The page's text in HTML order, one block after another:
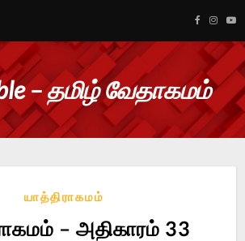
– தமிழ் வேதாகமம்
யாத்திராகமம்
– அதிகாரம் 33